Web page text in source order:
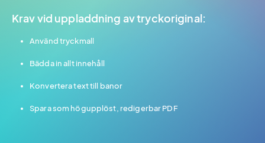
Krav vid uppladdning av tryckoriginal:
Använd tryckmall
Bädda in allt innehåll
Konvertera text till banor
Spara som högupplöst, redigerbar PDF